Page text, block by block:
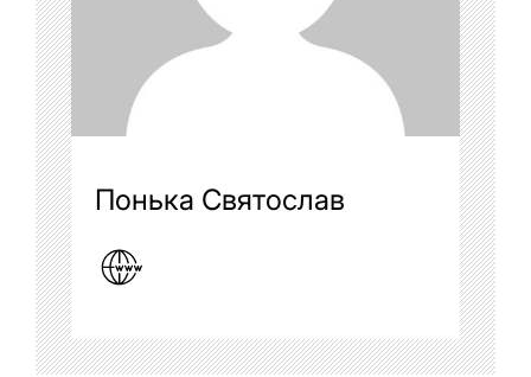
Понька Святослав